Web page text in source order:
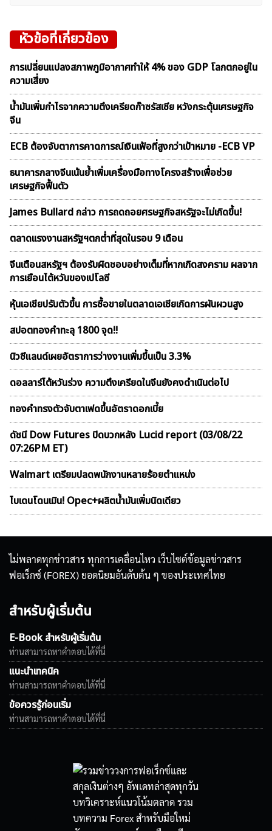
หัวข้อที่เกี่ยวข้อง
การเปลี่ยนแปลงสภาพภูมิอากาศทำให้ 4% ของ GDP โลกตกอยู่ใน
ความเสี่ยง
น้ำมันเพิ่มกำไรจากความตึงเครียดก๊าซรัสเซีย หวังกระตุ้นเศรษฐกิจ
จีน
ECB ต้องจับตาการคาดการณ์เงินเฟ้อที่สูงกว่าเป้าหมาย -ECB VP
ธนาคารกลางจีนเน้นย้ำเพิ่มเครื่องมือทางโครงสร้างเพื่อช่วย
เศรษฐกิจฟื้นตัว
James Bullard กล่าว การถดถอยศรษฐกิจสหรัฐจะไม่เกิดขึ้น!
ตลาดเเรงงานสหรัฐฯตกต่ำที่สุดในรอบ 9 เดือน
จีนเตือนสหรัฐฯ ต้องรับผิดชอบอย่างเต็มที่หากเกิดสงคราม ผลจาก
การเยือนไต้หวันของเปโลซี
หุ้นเอเชียปรับตัวขึ้น การซื้อขายในตลาดเอเชียเกิดการผันผวนสูง
สปอตทองคำทะลุ 1800 จุด!!
นิวซีแลนด์เผยอัตราการว่างงานเพิ่มขึ้นเป็น 3.3%
ดอลลาร์ไต้หวันร่วง ความตึงเครียดในจีนยังคงดำเนินต่อไป
ทองคำทรงตัวจับตาเฟดขึ้นอัตราดอกเบี้ย
ดัชนี Dow Futures ปิดบวกหลัง Lucid report (03/08/22
07:26PM ET)
Walmart เตรียมปลดพนักงานหลายร้อยตำแหน่ง
ไบเดนโดนเมิน! Opec+ผลิตน้ำมันเพิ่มนิดเดียว
ไม่พลาดทุกข่าวสาร ทุกการเคลื่อนไหว เว็บไซต์ข้อมูลข่าวสาร
ฟอเร็กซ์ (FOREX) ยอดนิยมอันดับต้น ๆ ของประเทศไทย
สำหรับผู้เริ่มต้น
E-Book สำหรับผู้เริ่มต้น
ท่านสามารถหาคำตอบได้ที่นี่
แนะนำเทคนิค
ท่านสามารถหาคำตอบได้ที่นี่
ข้อควรรู้ก่อนเริ่ม
ท่านสามารถหาคำตอบได้ที่นี่